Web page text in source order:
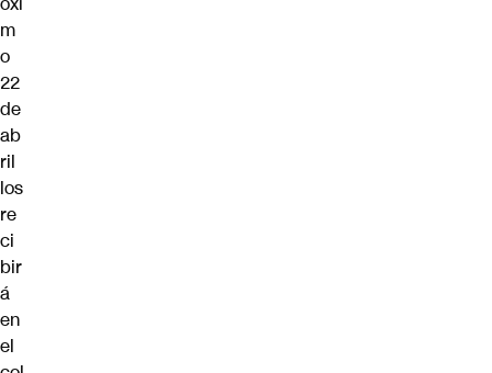
m
o
22
de
ab
ril
los
re
ci
bir
á
en
el